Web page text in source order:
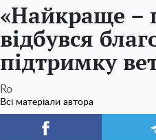
«Найкраще –
відбувся
підтримку
Ro
Всі матеріали автора